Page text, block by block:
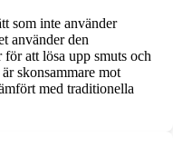
som inte använder
använder den
att lösa upp smuts och
skonsammare mot
med traditionella